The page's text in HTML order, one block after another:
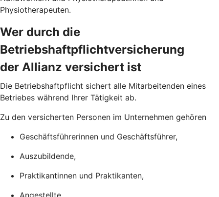
Physiotherapeuten.
Wer durch die
Betriebshaftpflichtversicherung
der Allianz versichert ist
Die Betriebs­haftpflicht sichert alle Mitarbeitenden eines
Betriebes während Ihrer Tätigkeit ab.
Zu den versicherten Personen im Unternehmen gehören
Geschäftsführerinnen und Geschäftsführer,
Auszubildende,
Praktikantinnen und Praktikanten,